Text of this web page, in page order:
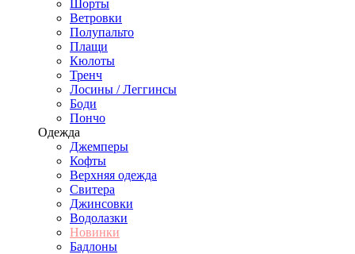
Шорты
Ветровки
Полупальто
Плащи
Кюлоты
Тренч
Лосины / Леггинсы
Боди
Пончо
Одежда
Джемперы
Кофты
Верхняя одежда
Свитера
Джинсовки
Водолазки
Новинки
Бадлоны